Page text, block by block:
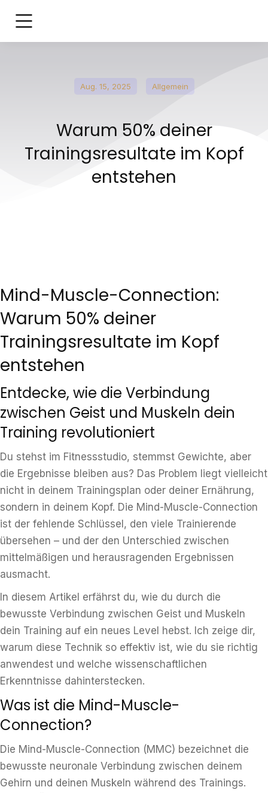
Aug. 15, 2025 Allgemein
Warum 50% deiner
Trainingsresultate im Kopf
entstehen
Mind-Muscle-Connection:
Warum 50% deiner
Trainingsresultate im Kopf
entstehen
Entdecke, wie die Verbindung
zwischen Geist und Muskeln dein
Training revolutioniert
Du stehst im Fitnessstudio, stemmst Gewichte, aber
die Ergebnisse bleiben aus? Das Problem liegt vielleicht
nicht in deinem Trainingsplan oder deiner Ernährung,
sondern in deinem Kopf. Die Mind-Muscle-Connection
ist der fehlende Schlüssel, den viele Trainierende
übersehen – und der den Unterschied zwischen
mittelmäßigen und herausragenden Ergebnissen
ausmacht.
In diesem Artikel erfährst du, wie du durch die
bewusste Verbindung zwischen Geist und Muskeln
dein Training auf ein neues Level hebst. Ich zeige dir,
warum diese Technik so effektiv ist, wie du sie richtig
anwendest und welche wissenschaftlichen
Erkenntnisse dahinterstecken.
Was ist die Mind-Muscle-
Connection?
Die Mind-Muscle-Connection (MMC) bezeichnet die
bewusste neuronale Verbindung zwischen deinem
Gehirn und deinen Muskeln während des Trainings.